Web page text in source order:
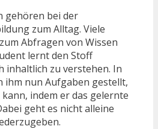
gehören bei der
zum Alltag. Viele
Abfragen von Wissen
lernt den Stoff
inhaltlich zu verstehen. In
ihm nun Aufgaben gestellt,
indem er das gelernte
geht es nicht alleine